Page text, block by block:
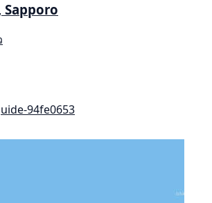
Sapporo
94fe0653